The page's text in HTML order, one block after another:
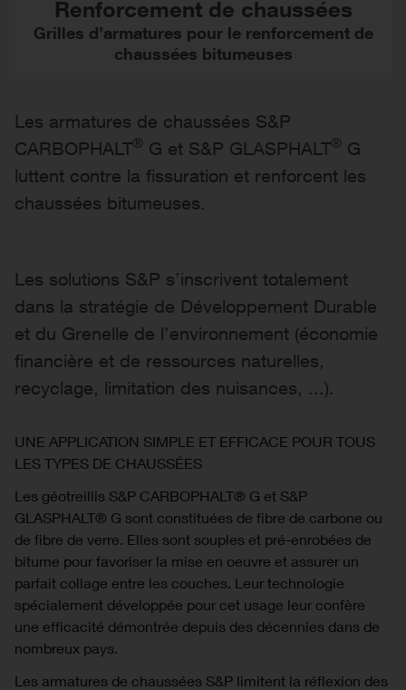
Renforcement de chaussées
Grilles d’armatures pour le renforcement de
chaussées bitumeuses
Les armatures de chaussées S&P
CARBOPHALT® G et S&P GLASPHALT® G
luttent contre la fissuration et renforcent les
chaussées bitumeuses.
Les solutions S&P s’inscrivent totalement
dans la stratégie de Développement Durable
et du Grenelle de l’environnement (économie
financière et de ressources naturelles,
recyclage, limitation des nuisances, ...).
UNE APPLICATION SIMPLE ET EFFICACE POUR TOUS
LES TYPES DE CHAUSSÉES
Les géotreillis S&P CARBOPHALT® G et S&P
GLASPHALT® G sont constituées de fibre de carbone ou
de fibre de verre. Elles sont souples et pré-enrobées de
bitume pour favoriser la mise en oeuvre et assurer un
parfait collage entre les couches. Leur technologie
spécialement développée pour cet usage leur confère
une efficacité démontrée depuis des décennies dans de
nombreux pays.
Les armatures de chaussées S&P limitent la réflexion des